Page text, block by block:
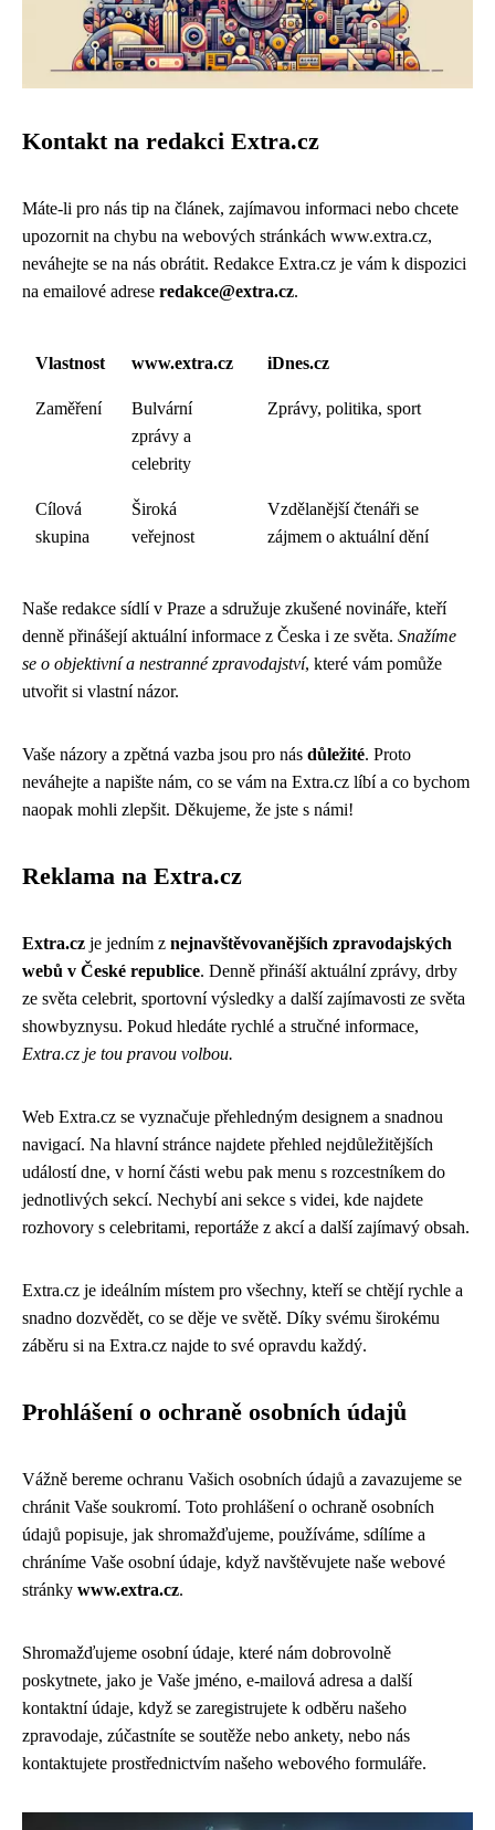
Kontakt na redakci Extra.cz
Máte-li pro nás tip na článek, zajímavou informaci nebo chcete
upozornit na chybu na webových stránkách www.extra.cz,
neváhejte se na nás obrátit. Redakce Extra.cz je vám k dispozici
na emailové adrese redakce@extra.cz.
Vlastnost www.extra.cz iDnes.cz
Zaměření
Bulvární
zprávy a
celebrity
Zprávy, politika, sport
Cílová
skupina
Široká
veřejnost
Vzdělanější čtenáři se
zájmem o aktuální dění
Naše redakce sídlí v Praze a sdružuje zkušené novináře, kteří
denně přinášejí aktuální informace z Česka i ze světa. Snažíme
se o objektivní a nestranné zpravodajství, které vám pomůže
utvořit si vlastní názor.
Vaše názory a zpětná vazba jsou pro nás důležité. Proto
neváhejte a napište nám, co se vám na Extra.cz líbí a co bychom
naopak mohli zlepšit. Děkujeme, že jste s námi!
Reklama na Extra.cz
Extra.cz je jedním z nejnavštěvovanějších zpravodajských
webů v České republice. Denně přináší aktuální zprávy, drby
ze světa celebrit, sportovní výsledky a další zajímavosti ze světa
showbyznysu. Pokud hledáte rychlé a stručné informace,
Extra.cz je tou pravou volbou.
Web Extra.cz se vyznačuje přehledným designem a snadnou
navigací. Na hlavní stránce najdete přehled nejdůležitějších
událostí dne, v horní části webu pak menu s rozcestníkem do
jednotlivých sekcí. Nechybí ani sekce s videi, kde najdete
rozhovory s celebritami, reportáže z akcí a další zajímavý obsah.
Extra.cz je ideálním místem pro všechny, kteří se chtějí rychle a
snadno dozvědět, co se děje ve světě. Díky svému širokému
záběru si na Extra.cz najde to své opravdu každý.
Prohlášení o ochraně osobních údajů
Vážně bereme ochranu Vašich osobních údajů a zavazujeme se
chránit Vaše soukromí. Toto prohlášení o ochraně osobních
údajů popisuje, jak shromažďujeme, používáme, sdílíme a
chráníme Vaše osobní údaje, když navštěvujete naše webové
stránky www.extra.cz.
Shromažďujeme osobní údaje, které nám dobrovolně
poskytnete, jako je Vaše jméno, e-mailová adresa a další
kontaktní údaje, když se zaregistrujete k odběru našeho
zpravodaje, zúčastníte se soutěže nebo ankety, nebo nás
kontaktujete prostřednictvím našeho webového formuláře.